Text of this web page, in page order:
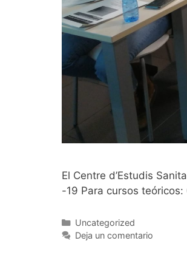
El Centre d’Estudis
-19 Para cursos
Categorías
Uncategorized
Deja un comentario